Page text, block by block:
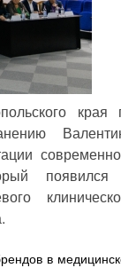
края
в